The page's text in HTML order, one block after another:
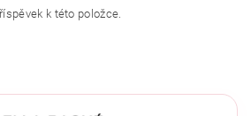
k této položce.